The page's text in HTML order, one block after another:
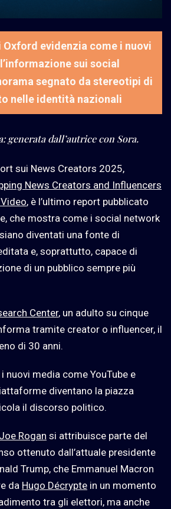
evidenzia come i nuovi
sui social
segnato da stereotipi di
nelle identità nazionali
generatadall’autricecon Sora.
sui News Creators 2025,
News Creators and Influencers
, è l’ultimo report pubblicato
che mostra come i social network
diventati una fonte di
e, soprattutto, capace di
di un pubblico sempre più
Center, un adulto su cinque
tramite creator o influencer, il
di 30 anni.
nuovi media come YouTube e
diventano la piazza
il discorso politico.
Joe Rogan si attribuisce parte del
ottenuto dall’attuale presidente
Trump, che Emmanuel Macron
da Hugo Décrypte in un momento
tra gli elettori, ma anche